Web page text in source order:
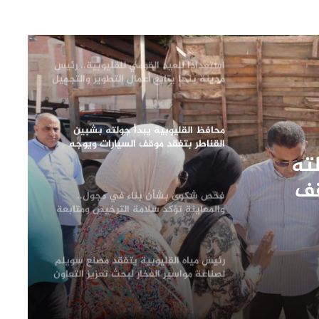
تمهيدًا لدخولها الخدمات
استعدادًا للعيد القومي للقليوبية.. رئيس
مدينة بنها يتابع أعمال التطوير والتجميل
لظهور المدينة في أبهى صورها
محافظ القليوبية يبدأ جولته بشبين
القناطر بتفقد موقف السيارات ويوجه
بإعداد خطة شاملة لتطويره
فحص شكوى بشأن بناء في مجول..
والمعاينة تؤكد سلامة الترخيص ومتابعة
التنفيذ ميدانيًا
رئيس مياه القليوبية يتفقد مصنع سويلم
لصناعة مواسير الفخار لبحث تعزيز التعاون
ودعم الصناعة الوطنية